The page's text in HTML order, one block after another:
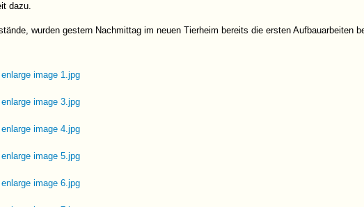
dazu.
wurden gestern Nachmittag im neuen Tierheim bereits die ersten Aufbauarbeiten